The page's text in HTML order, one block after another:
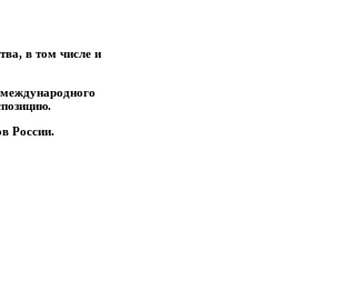
в том числе и
России.